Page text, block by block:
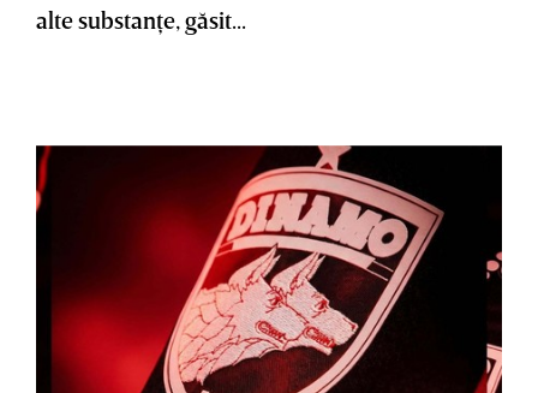
alte substanţe, găsit...